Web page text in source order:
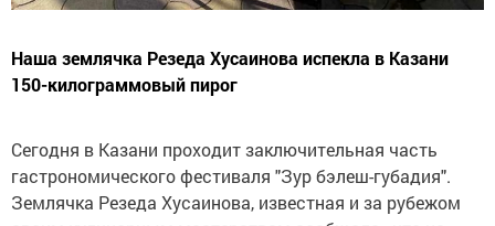
Наша землячка Резеда Хусаинова испекла в Казани
150-килограммовый пирог
Сегодня в Казани проходит заключительная часть
гастрономического фестиваля "Зур бэлеш-губадия".
Землячка Резеда Хусаинова, известная и за рубежом